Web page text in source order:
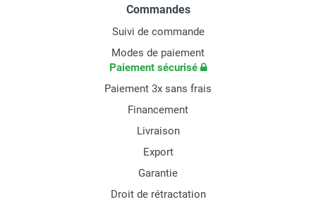
Commandes
Suivi de commande
Modes de paiement
Paiement sécurisé
Paiement 3x sans frais
Financement
Livraison
Export
Garantie
Droit de rétractation